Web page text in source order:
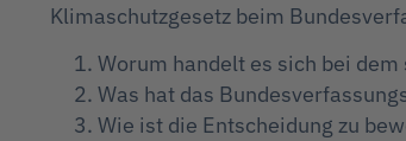
Klimaschutzgesetz beim
Worum handelt es sich bei
Was hat das
Wie ist die Entscheidung zu